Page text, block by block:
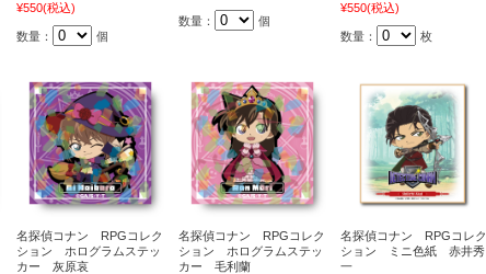
¥550(税込)
数量： 個
数量： 個
¥550(税込)
数量： 枚
名探偵コナン RPGコレク
ション ホログラムステッ
カー 灰原哀
名探偵コナン RPGコレク
ション ホログラムステッ
カー 毛利蘭
名探偵コナン RPGコレク
ション ミニ色紙 赤井秀
一